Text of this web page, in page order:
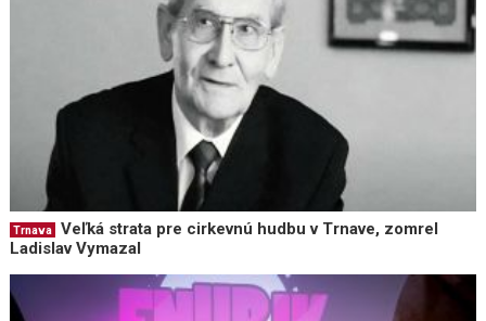
Trnava
Veľká strata pre cirkevnú hudbu v Trnave, zomrel
Ladislav Vymazal